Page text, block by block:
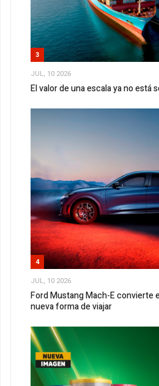
3
JUL, 10 2026
El valor de una escala ya no está
4
JUL, 10 2026
Ford Mustang Mach-E convierte
nueva forma de viajar